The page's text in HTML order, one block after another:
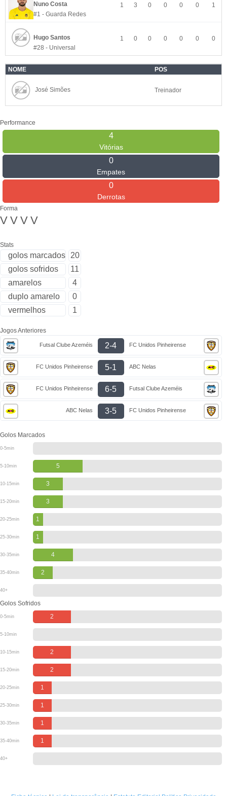
Nuno Costa
#1 - Guarda Redes
1 3 0 0 0 0 1
Hugo Santos
#28 - Universal
1 0 0 0 0 0 0
NOME POS
José Simões Treinador
Performance
4
Vitórias
0
Empates
0
Derrotas
Forma
V V V V
Stats
golos marcados
20
golos sofridos
11
amarelos
4
duplo amarelo
0
vermelhos
1
Jogos Anteriores
Futsal Clube Azeméis 2-4 FC Unidos Pinheirense
FC Unidos Pinheirense 5-1 ABC Nelas
FC Unidos Pinheirense 6-5 Futsal Clube Azeméis
ABC Nelas 3-5 FC Unidos Pinheirense
Golos Marcados
0-5min
5-10min 5
10-15min 3
15-20min 3
20-25min 1
25-30min 1
30-35min 4
35-40min 2
40+
Golos Sofridos
0-5min 2
5-10min
10-15min 2
15-20min 2
20-25min 1
25-30min 1
30-35min 1
35-40min 1
40+